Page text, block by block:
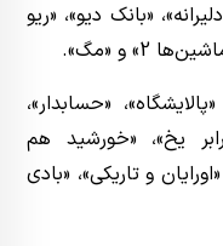
14 ـ سفر دلیرانه»، «بانک دیو»، «ریو
«حسابدار»،
یخ»، «خورشید هم
و تاریکی»، «بادی